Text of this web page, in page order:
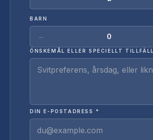
BARN
− 0
ÖNSKEMÅL ELLER SPECIELLT
DIN E-POSTADRESS *